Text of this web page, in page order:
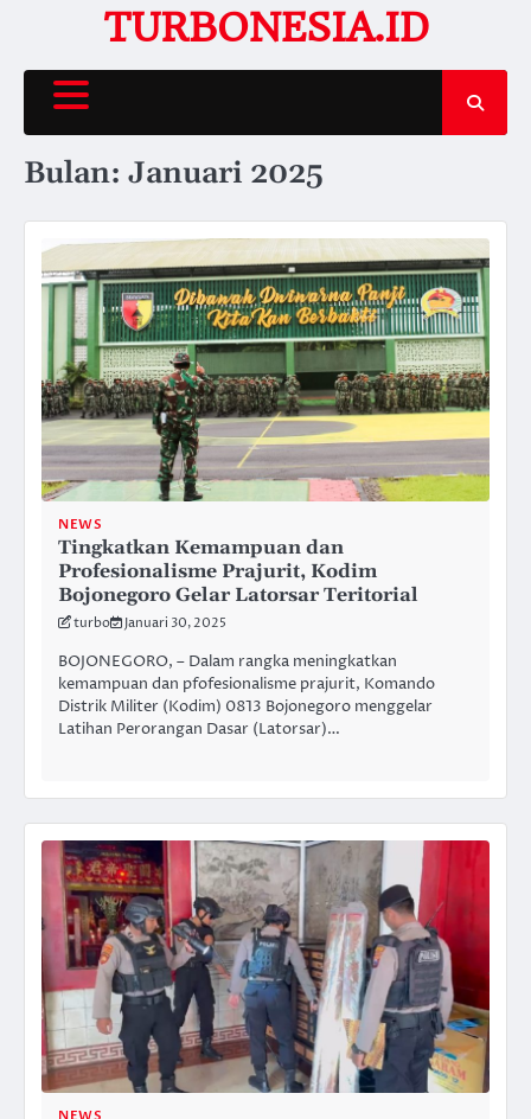
content
TURBONESIA.ID
Bulan: Januari 2025
NEWS
Tingkatkan Kemampuan dan
Profesionalisme Prajurit, Kodim
Bojonegoro Gelar Latorsar Teritorial
turbo Januari 30, 2025
BOJONEGORO, – Dalam rangka meningkatkan
kemampuan dan pfofesionalisme prajurit, Komando
Distrik Militer (Kodim) 0813 Bojonegoro menggelar
Latihan Perorangan Dasar (Latorsar)…